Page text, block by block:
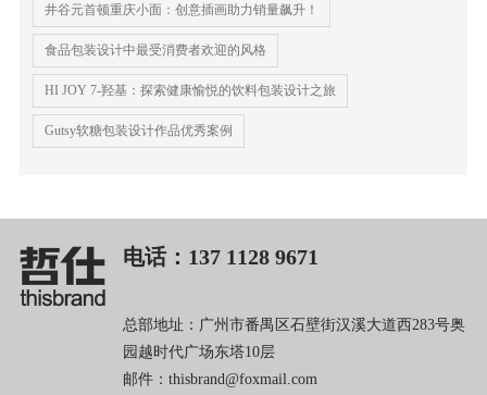
井谷元首顿重庆小面：创意插画助力销量飙升！
食品包装设计中最受消费者欢迎的风格
HI JOY 7-羟基：探索健康愉悦的饮料包装设计之旅
Gut​​sy软糖包装设计作品优秀案例
电话：137 1128 9671
总部地址：广州市番禺区石壁街汉溪大道西283号奥
园越时代广场东塔10层
邮件：thisbrand@foxmail.com